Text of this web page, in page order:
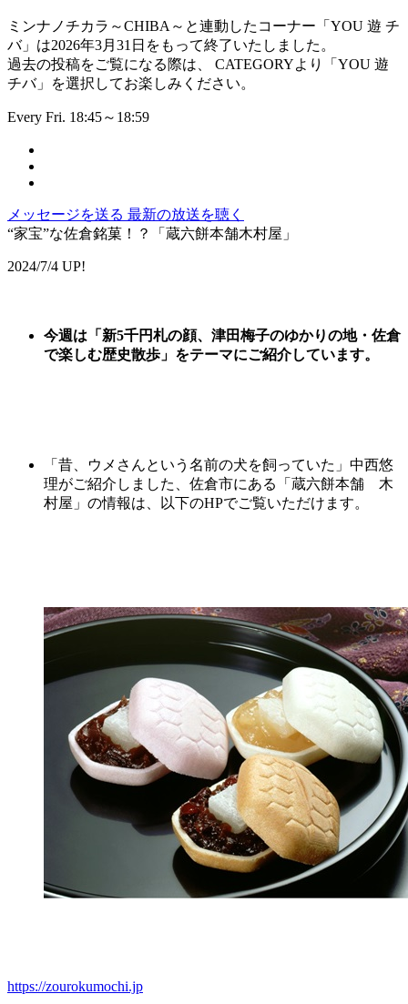
ミンナノチカラ～CHIBA～と連動したコーナー「YOU 遊 チ
バ」は2026年3月31日をもって終了いたしました。
過去の投稿をご覧になる際は、 CATEGORYより「YOU 遊
チバ」を選択してお楽しみください。
Every Fri. 18:45～18:59
メッセージを送る 最新の放送を聴く
“家宝”な佐倉銘菓！？「蔵六餅本舗木村屋」
2024/7/4 UP!
今週は 「 新5千円札の顔、津田梅子のゆかりの地・佐倉
で楽しむ歴史散歩」をテーマにご紹介しています。
「昔、ウメさんという名前の犬を飼っていた」中西悠
理がご紹介しました、佐倉市にある「 蔵六餅本舗 木
村屋」の情報は、以下のHPでご覧いただけます。
https://zourokumochi.jp